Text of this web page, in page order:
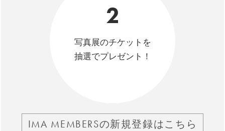
2
写真展のチケットを
抽選でプレゼント！
IMA MEMBERSの新規登録はこちら